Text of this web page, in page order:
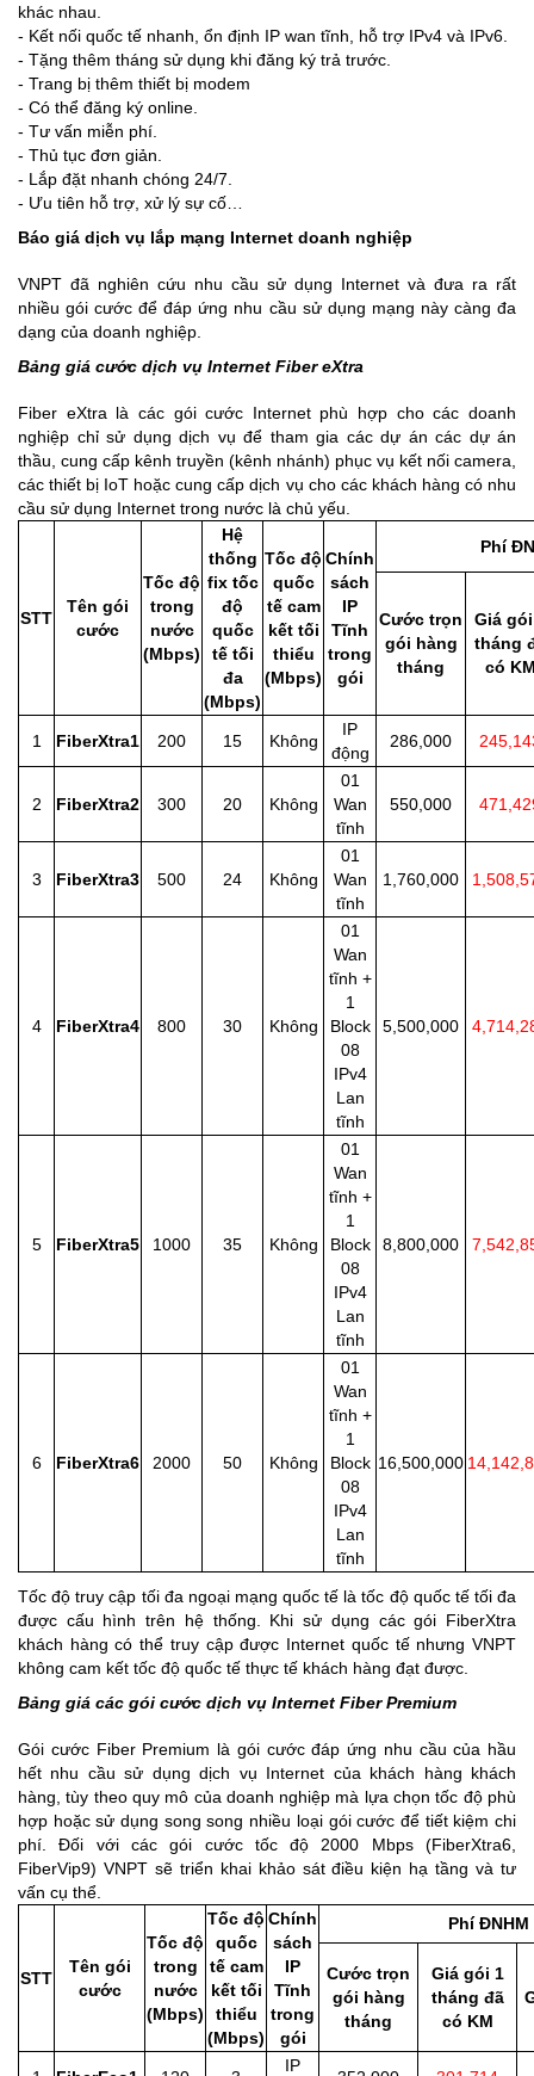
khác nhau.
- Kết nối quốc tế nhanh, ổn định IP wan tĩnh, hỗ trợ IPv4 và IPv6.
- Tặng thêm tháng sử dụng khi đăng ký trả trước.
- Trang bị thêm thiết bị modem
- Có thể đăng ký online.
- Tư vấn miễn phí.
- Thủ tục đơn giản.
- Lắp đặt nhanh chóng 24/7.
- Ưu tiên hỗ trợ, xử lý sự cố…
Báo giá dịch vụ lắp mạng Internet doanh nghiệp
VNPT đã nghiên cứu nhu cầu sử dụng Internet và đưa ra rất
nhiều gói cước để đáp ứng nhu cầu sử dụng mạng này càng đa
dạng của doanh nghiệp.
Bảng giá cước dịch vụ Internet Fiber eXtra
Fiber eXtra là các gói cước Internet phù hợp cho các doanh
nghiệp chỉ sử dụng dịch vụ để tham gia các dự án các dự án
thầu, cung cấp kênh truyền (kênh nhánh) phục vụ kết nối camera,
các thiết bị IoT hoặc cung cấp dịch vụ cho các khách hàng có nhu
cầu sử dụng Internet trong nước là chủ yếu.
STT
Tên gói
cước
Tốc độ
trong
nước
(Mbps)
Hệ
thống
fix tốc
độ
quốc
tế tối
đa
(Mbps)
Tốc độ
quốc
tế cam
kết tối
thiểu
(Mbps)
Chính
sách
IP
Tĩnh
trong
gói
Phí
Cước trọn
gói hàng
tháng
Giá
tháng
có
1 FiberXtra1 200 15 Không
IP
động
286,000
2 FiberXtra2 300 20 Không
01
Wan
tĩnh
550,000
3 FiberXtra3 500 24 Không
01
Wan
tĩnh
1,760,000
4 FiberXtra4 800 30 Không
01
Wan
tĩnh +
1
Block
08
IPv4
Lan
tĩnh
5,500,000
5 FiberXtra5 1000 35 Không
01
Wan
tĩnh +
1
Block
08
IPv4
Lan
tĩnh
8,800,000
6 FiberXtra6 2000 50 Không
01
Wan
tĩnh +
1
Block
08
IPv4
Lan
tĩnh
16,500,000
Tốc độ truy cập tối đa ngoại mạng quốc tế là tốc độ quốc tế tối đa
được cấu hình trên hệ thống. Khi sử dụng các gói FiberXtra
khách hàng có thể truy cập được Internet quốc tế nhưng VNPT
không cam kết tốc độ quốc tế thực tế khách hàng đạt được.
Bảng giá các gói cước dịch vụ Internet Fiber Premium
Gói cước Fiber Premium là gói cước đáp ứng nhu cầu của hầu
hết nhu cầu sử dụng dịch vụ Internet của khách hàng khách
hàng, tùy theo quy mô của doanh nghiệp mà lựa chọn tốc độ phù
hợp hoặc sử dụng song song nhiều loại gói cước để tiết kiệm chi
phí. Đối với các gói cước tốc độ 2000 Mbps (FiberXtra6,
FiberVip9) VNPT sẽ triển khai khảo sát điều kiện hạ tầng và tư
vấn cụ thể.
STT
Tên gói
cước
Tốc độ
trong
nước
(Mbps)
Tốc độ
quốc
tế cam
kết tối
thiểu
(Mbps)
Chính
sách
IP
Tĩnh
trong
gói
Phí ĐNHM
Cước trọn
gói hàng
tháng
Giá gói 1
tháng đã
có KM
IP